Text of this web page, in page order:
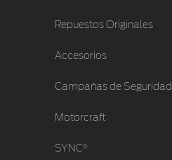
Repuestos Originales
Accesorios
Campañas de Seguridad
Motorcraft
SYNC®